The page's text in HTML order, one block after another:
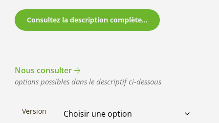
Consultez la description complète...
Nous consulter
options possibles dans le descriptif ci-dessous
Version